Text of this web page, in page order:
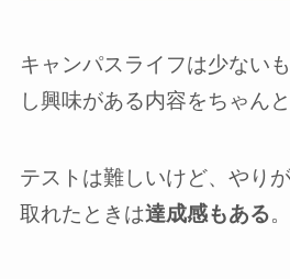
キャンパスライフは少ないも
し興味がある内容をちゃんと
テストは難しいけど、やり
取れたときは達成感もある。